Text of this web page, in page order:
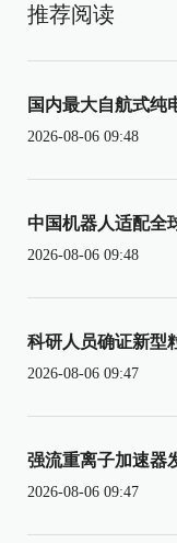
推荐阅读
国内最大自航式纯
2026-08-06 09:48
中国机器人适配全
2026-08-06 09:48
科研人员确证新型
2026-08-06 09:47
强流重离子加速器
2026-08-06 09:47